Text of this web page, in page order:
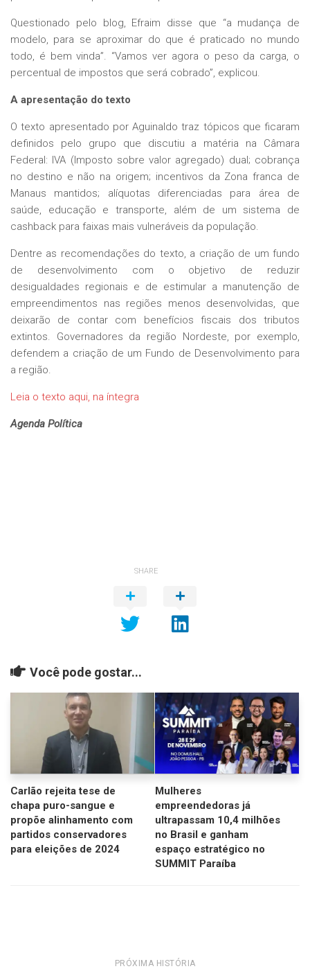
Questionado pelo blog, Efraim disse que “a mudança de
modelo, para se aproximar do que é praticado no mundo
todo, é bem vinda”. “Vamos ver agora o peso da carga, o
percentual de impostos que será cobrado”, explicou.
A apresentação do texto
O texto apresentado por Aguinaldo traz tópicos que ficaram
definidos pelo grupo que discutiu a matéria na Câmara
Federal: IVA (Imposto sobre valor agregado) dual; cobrança
no destino e não na origem; incentivos da Zona franca de
Manaus mantidos; alíquotas diferenciadas para área de
saúde, educação e transporte, além de um sistema de
cashback para faixas mais vulneráveis da população.
Dentre as recomendações do texto, a criação de um fundo
de desenvolvimento com o objetivo de reduzir
desigualdades regionais e de estimular a manutenção de
empreendimentos nas regiões menos desenvolvidas, que
deixarão de contar com benefícios fiscais dos tributos
extintos. Governadores da região Nordeste, por exemplo,
defendem a criação de um Fundo de Desenvolvimento para
a região.
Leia o texto aqui, na íntegra
Agenda Política
SHARE
Você pode gostar...
Carlão rejeita tese de
chapa puro-sangue e
propõe alinhamento com
partidos conservadores
para eleições de 2024
Mulheres
empreendedoras já
ultrapassam 10,4 milhões
no Brasil e ganham
espaço estratégico no
SUMMIT Paraíba
PRÓXIMA HISTÓRIA